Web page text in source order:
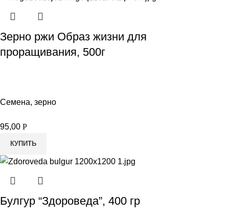
Зерно ржи Образ жизни для
проращивания, 500г
Семена, зерно
95,00 Р
КУПИТЬ
Булгур “Здороведа”, 400 гр